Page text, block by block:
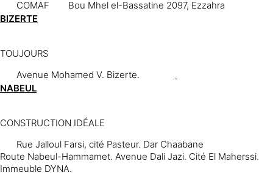
COMAF
Bou Mhel el-Bassatine 2097, Ezzahra
BIZERTE
TOUJOURS
Avenue Mohamed V. Bizerte.
NABEUL
CONSTRUCTION IDÉALE
Rue Jalloul Farsi, cité Pasteur. Dar Chaabane
Route Nabeul-Hammamet. Avenue Dali Jazi. Cité El Maherssi.
Immeuble DYNA.